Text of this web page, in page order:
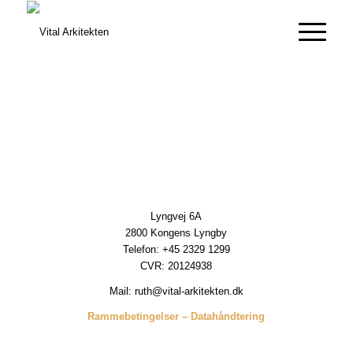
Lyngvej 6A
2800 Kongens Lyngby
Telefon: +45 2329 1299
CVR: 20124938
Mail: ruth@vital-arkitekten.dk
Rammebetingelser – Datahåndtering